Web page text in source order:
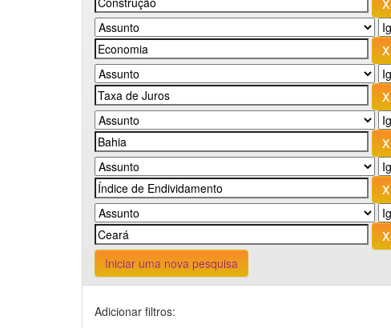
Iniciar uma nova pesquisa
Adicionar filtros: